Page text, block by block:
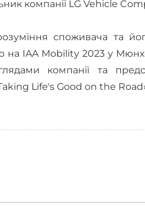
компанії LG Vehicle
споживача та
IAA Mobility 2023 у
компанії та
Life's Good on the